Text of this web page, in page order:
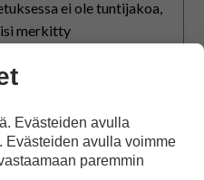
ei ole tuntijakoa,
merkitty
opettajat voivat nimetä
Avaa artikkeli
Evästeiden avulla
Evästeiden avulla voimme
paremmin